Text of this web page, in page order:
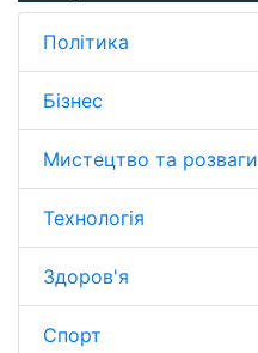
Політика
Бізнес
Мистецтво та розваги
Технологія
Здоров'я
Спорт